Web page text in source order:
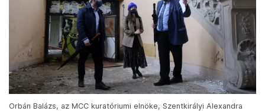
Orbán Balázs, az MCC kuratóriumi elnöke, Szentkirályi Alexandra